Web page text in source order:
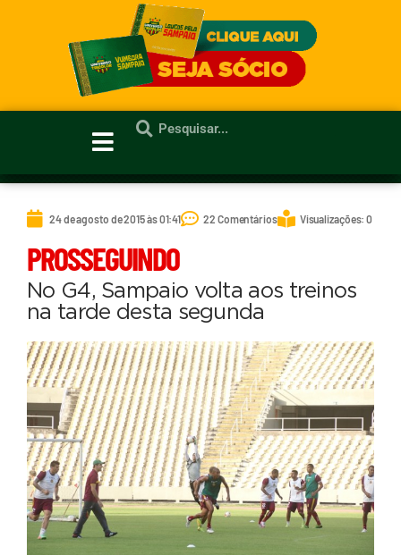
24 de agosto de 2015 às 01:41 22 Comentários Visualizações: 0
PROSSEGUINDO
No G4, Sampaio volta aos treinos
na tarde desta segunda